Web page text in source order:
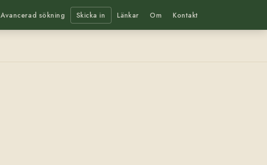
Avancerad sökning Skicka in Länkar Om Kontakt